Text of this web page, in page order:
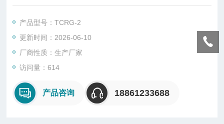
产品型号：TCRG-2
更新时间：2026-06-10
厂商性质：生产厂家
访问量：614
产品咨询 18861233688